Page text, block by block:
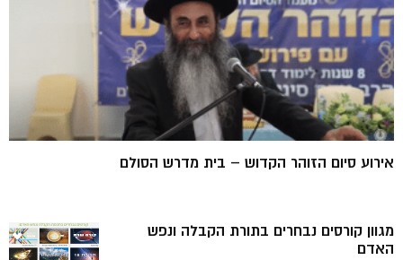
אירוע סיום הזוהר הקדוש – בית מדרש הסולם
מגוון קורסים נבחרים בתורת הקבלה ונפש
האדם